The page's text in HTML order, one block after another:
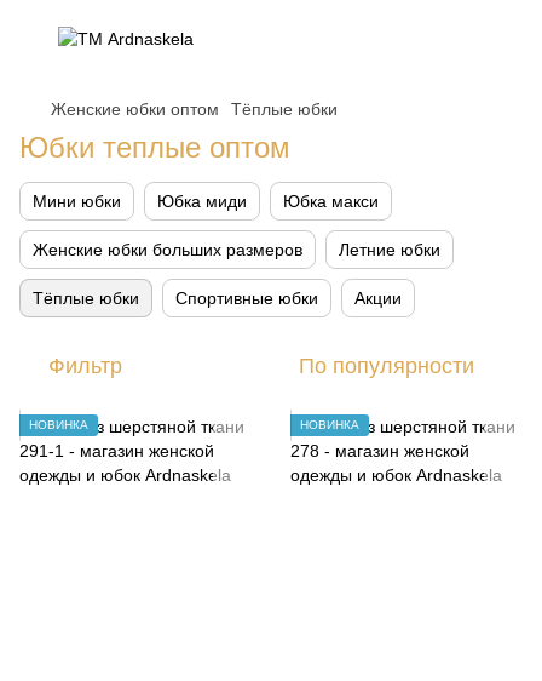
Женские юбки оптом Тёплые юбки
Юбки теплые оптом
Мини юбки Юбка миди Юбка макси
Женские юбки больших размеров Летние юбки
Тёплые юбки Спортивные юбки Акции
Фильтр По популярности
НОВИНКА НОВИНКА